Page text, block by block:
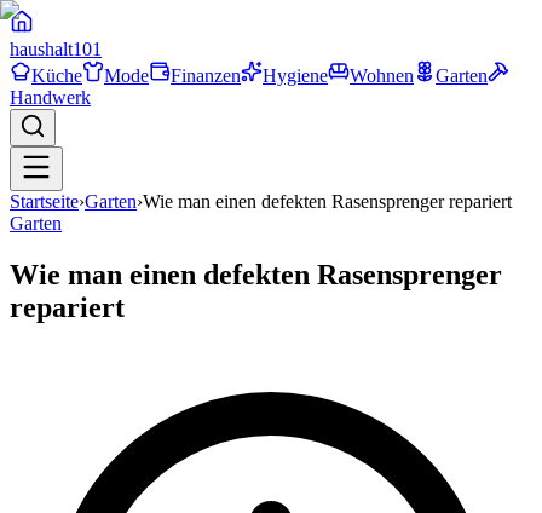
haushalt101
Küche
Mode Finanzen Hygiene Wohnen
Garten
Handwerk
Startseite›Garten›Wie man einen defekten Rasensprenger repariert
Garten
Wie man einen defekten Rasensprenger
repariert